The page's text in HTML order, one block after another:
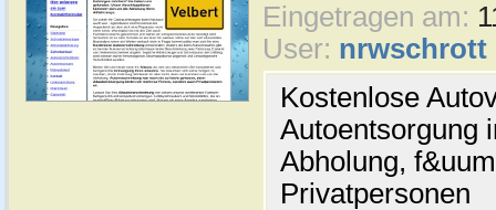
Eingetragen am:
User: nrwschrott
Kostenlose
Autoentsorgung
Abholung,
Privatpersonen